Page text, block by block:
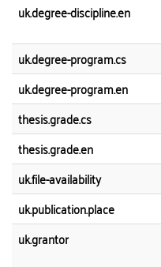
uk.degree-discipline.en
uk.degree-program.cs
uk.degree-program.en
thesis.grade.cs
thesis.grade.en
uk.file-availability
uk.publication.place
uk.grantor